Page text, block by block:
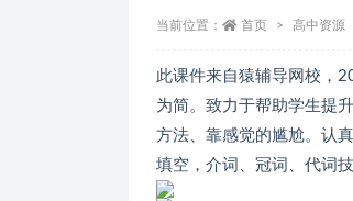
当前位置： 首页 高中资源
此课件来自猿辅导网校，
为简。致力于帮助学生提
方法、靠感觉的尴尬。认
填空，介词、冠词、代词